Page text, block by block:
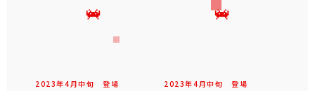
2023年4 月中旬 登場 2023年4 月中旬 登場